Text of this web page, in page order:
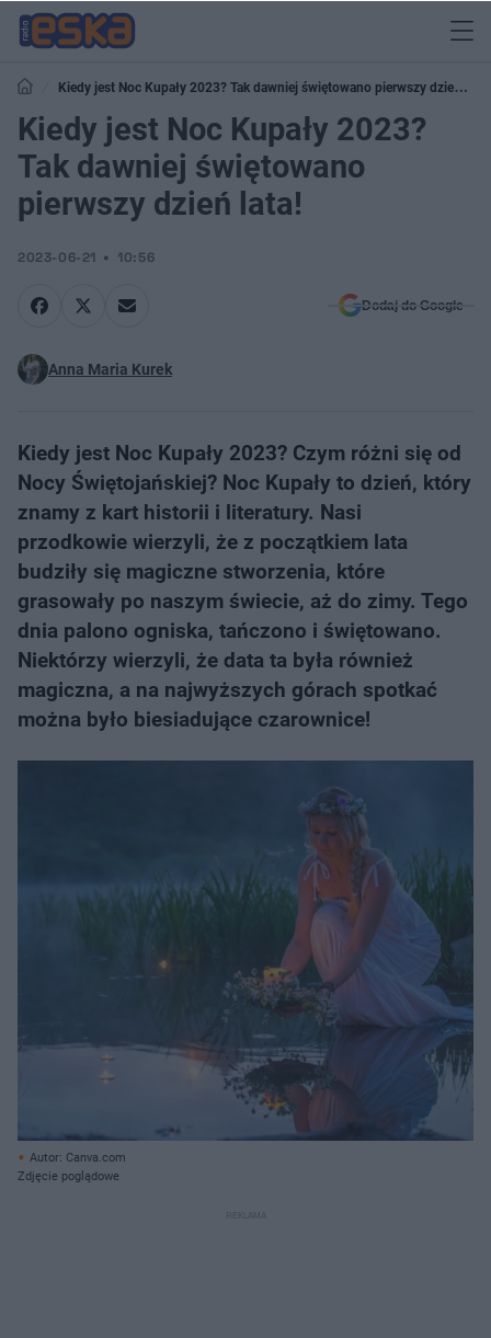
Kiedy jest Noc Kupały 2023? Tak dawniej świętowano pierwszy dzień
lata!
Kiedy jest Noc Kupały 2023?
Tak dawniej świętowano
pierwszy dzień lata!
2023-06-21 10:56
Dodaj do Google
Anna Maria Kurek
Kiedy jest Noc Kupały 2023? Czym różni się od
Nocy Świętojańskiej? Noc Kupały to dzień, który
znamy z kart historii i literatury. Nasi
przodkowie wierzyli, że z początkiem lata
budziły się magiczne stworzenia, które
grasowały po naszym świecie, aż do zimy. Tego
dnia palono ogniska, tańczono i świętowano.
Niektórzy wierzyli, że data ta była również
magiczna, a na najwyższych górach spotkać
można było biesiadujące czarownice!
Autor: Canva.com
Zdjęcie poglądowe